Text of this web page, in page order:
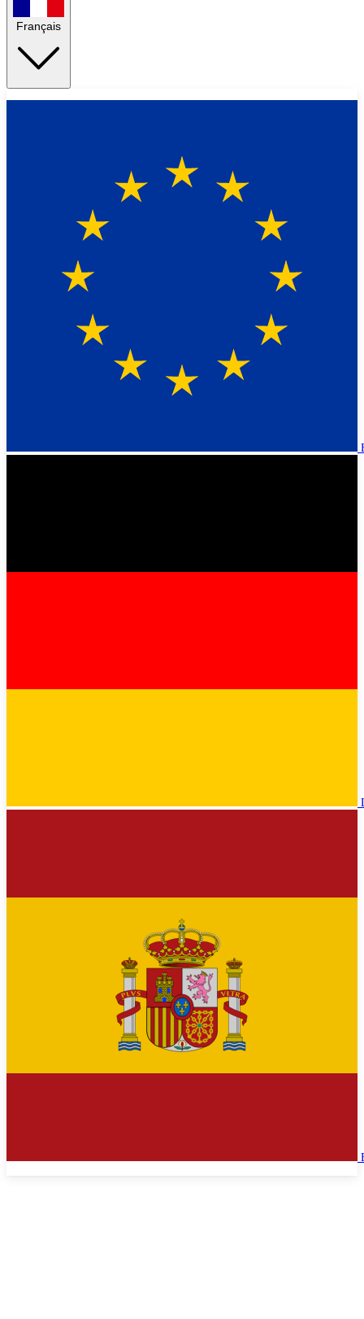
Français